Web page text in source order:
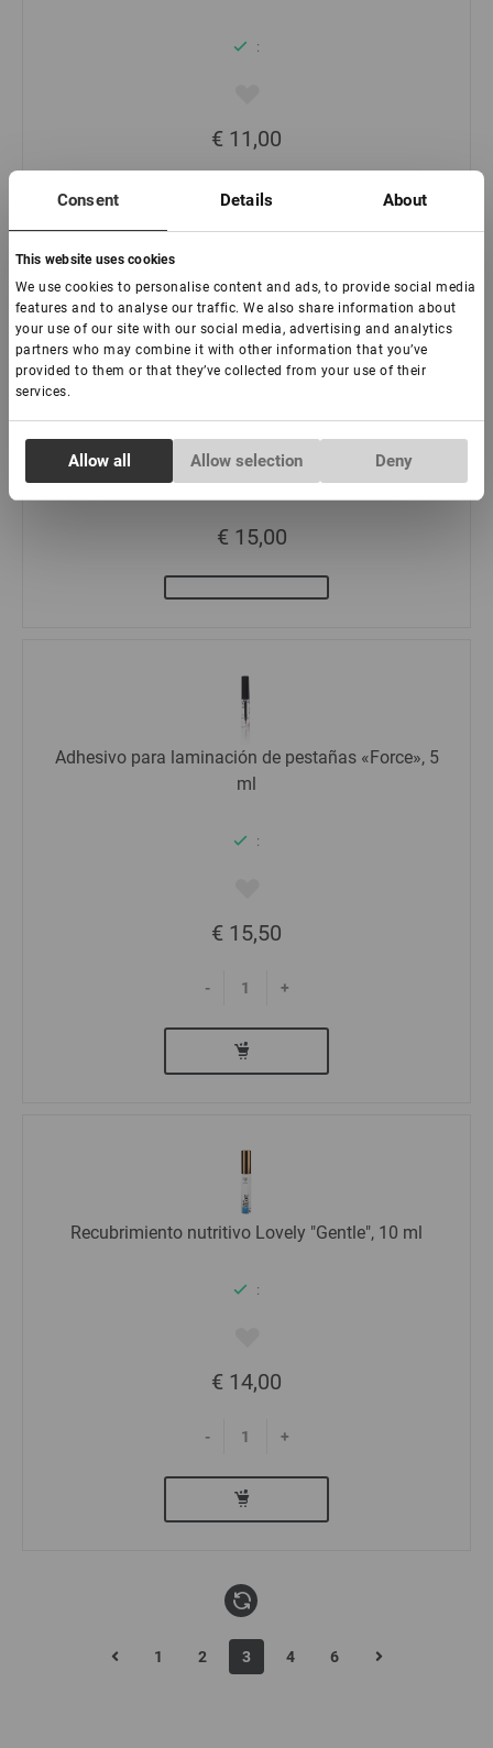
Consent Details About
This website uses cookies
We use cookies to personalise content and ads, to provide social media
features and to analyse our traffic. We also share information about
your use of our site with our social media, advertising and analytics
partners who may combine it with other information that you’ve
provided to them or that they’ve collected from your use of their
services.
Selection
Necessary
Allow all Allow selection Deny
:
€ 11,00
Extensiones de pestañas "Azul" Lovely - 16 líneas
Mix (bandeja rosa)
€ 15,00
Adhesivo para laminación de pestañas «Force», 5
ml
:
€ 15,50
- +
Recubrimiento nutritivo Lovely "Gentle", 10 ml
:
€ 14,00
- +
1 2 3 4 6